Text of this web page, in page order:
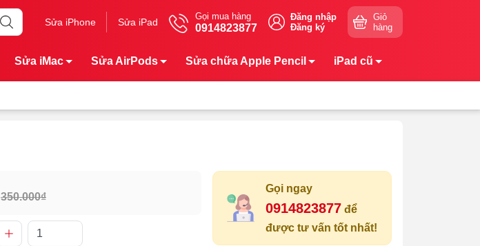
Sửa iPhone Sửa iPad
Gọi mua hàng
0914823877
Đăng nhập
Đăng ký
Giỏ
hàng
Sửa iMac Sửa AirPods Sửa chữa Apple Pencil iPad cũ
350.000₫
Gọi ngay
0914823877 để
được tư vấn tốt nhất!